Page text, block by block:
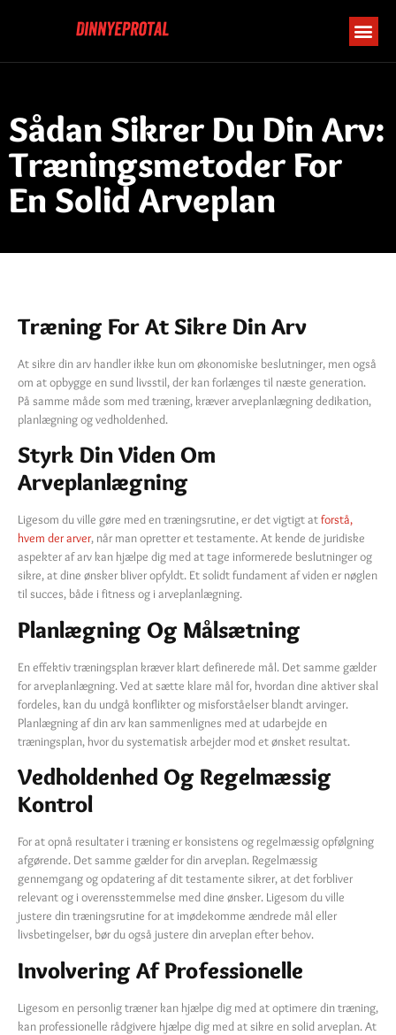
Sådan Sikrer Du Din Arv:
Træningsmetoder For
En Solid Arveplan
Træning For At Sikre Din Arv
At sikre din arv handler ikke kun om økonomiske beslutninger, men også
om at opbygge en sund livsstil, der kan forlænges til næste generation.
På samme måde som med træning, kræver arveplanlægning dedikation,
planlægning og vedholdenhed.
Styrk Din Viden Om
Arveplanlægning
Ligesom du ville gøre med en træningsrutine, er det vigtigt atforstå,
hvem der arver, når man opretter et testamente. At kende de juridiske
aspekter af arv kan hjælpe dig med at tage informerede beslutninger og
sikre, at dine ønsker bliver opfyldt. Et solidt fundament af viden er nøglen
til succes, både i fitness og i arveplanlægning.
Planlægning Og Målsætning
En effektiv træningsplan kræver klart definerede mål. Det samme gælder
for arveplanlægning. Ved at sætte klare mål for, hvordan dine aktiver skal
fordeles, kan du undgå konflikter og misforståelser blandt arvinger.
Planlægning af din arv kan sammenlignes med at udarbejde en
træningsplan, hvor du systematisk arbejder mod et ønsket resultat.
Vedholdenhed Og Regelmæssig
Kontrol
For at opnå resultater i træning er konsistens og regelmæssig opfølgning
afgørende. Det samme gælder for din arveplan. Regelmæssig
gennemgang og opdatering af dit testamente sikrer, at det forbliver
relevant og i overensstemmelse med dine ønsker. Ligesom du ville
justere din træningsrutine for at imødekomme ændrede mål eller
livsbetingelser, bør du også justere din arveplan efter behov.
Involvering Af Professionelle
Ligesom en personlig træner kan hjælpe dig med at optimere din træning,
kan professionelle rådgivere hjælpe dig med at sikre en solid arveplan. At